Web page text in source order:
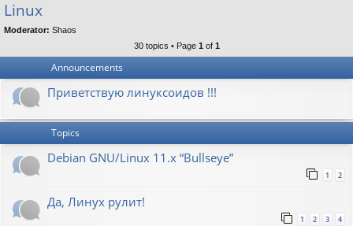
s
Linux
Moderator: Shaos
30 topics • Page 1 of 1
Announcements
Приветствую линуксоидов !!!
Topics
Debian GNU/Linux 11.x “Bullseye”
1 2
Да, Линух рулит!
1 2 3 4